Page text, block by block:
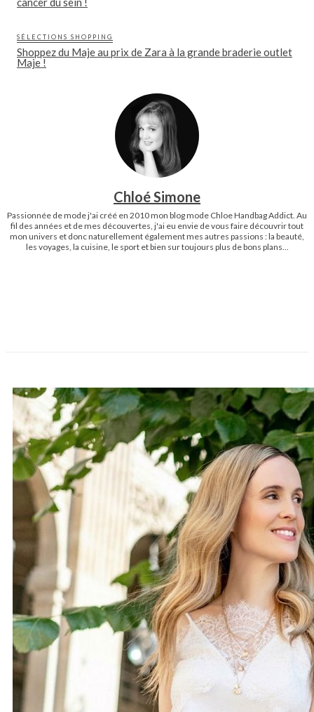
SÉLECTIONS SHOPPING
Shoppez du Maje au prix de Zara à la grande braderie outlet
Maje !
Chloé Simone
Passionnée de mode j'ai créé en 2010 mon blog mode Chloe Handbag Addict. Au
fil des années et de mes découvertes, j'ai eu envie de vous faire découvrir tout
mon univers et donc naturellement également mes autres passions : la beauté,
les voyages, la cuisine, le sport et bien sur toujours plus de bons plans...